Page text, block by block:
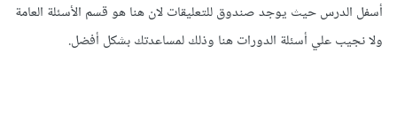
أسفل الدرس حيث يوجد صندوق للتعليقات لان هنا هو قسم الأسئلة العامة
ولا نجيب علي أسئلة الدورات هنا وذلك لمساعدتك بشكل أفضل.